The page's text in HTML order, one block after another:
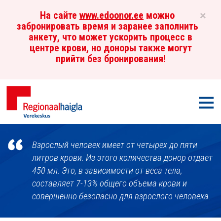
×
На сайте www.edoonor.ee можно
забронировать время и заранее заполнить
анкету, что может ускорить процесс в
центре крови, но доноры также могут
прийти без бронирования!
Центр
кровиВзрослый человек имеет от четырех до пяти
литров крови. Из этого количества донор отдает
450 мл. Это, в зависимости от веса тела,
составляет 7-13% общего объема крови и
совершенно безопасно для взрослого человека.